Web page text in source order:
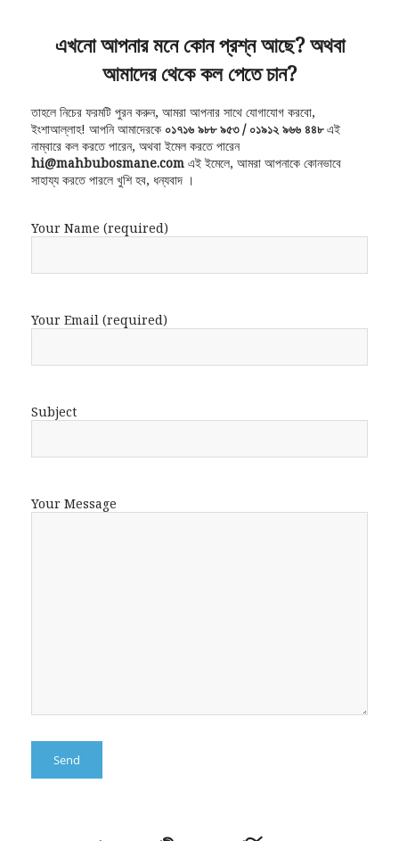
এখনো আপনার মনে কোন প্রশ্ন আছে? অথবা
আমাদের থেকে কল পেতে চান?
তাহলে নিচের ফরমটি পুরন করুন, আমরা আপনার সাথে যোগাযোগ করবো,
ইংশাআল্লাহ! আপনি আমাদেরকে ০১৭১৬ ৯৮৮ ৯৫৩ / ০১৯১২ ৯৬৬ ৪৪৮এই
নাম্বারে কল করতে পারেন, অথবা ইমেল করতে পারেন
hi@mahbubosmane.com এই ইমেলে, আমরা আপনাকে কোনভাবে
সাহায্য করতে পারলে খুশি হব, ধন্যবাদ ।
Your Name (required)
Your Email (required)
Subject
Your Message